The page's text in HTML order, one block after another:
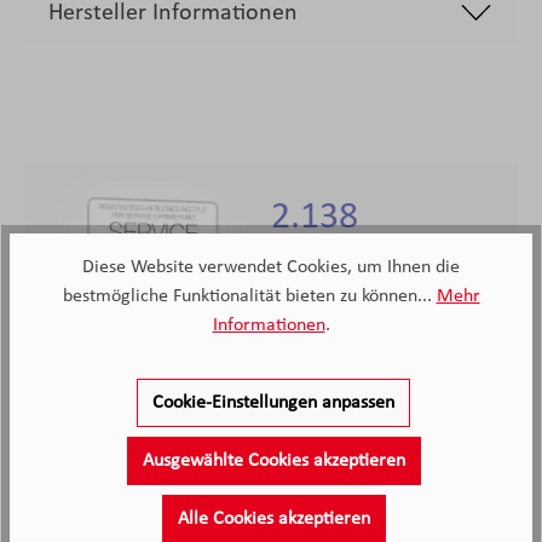
Hersteller Informationen
2138 Bewertungen
Stand: 08.08.26
2.138
Kunden haben unseren Service
Durchschnittliche Bewertung
Diese Website verwendet Cookies, um Ihnen die
bestmögliche Funktionalität bieten zu können... Mehr
Informationen.
Cookie-Einstellungen anpassen
Ausgewählte Cookies akzeptieren
Alle Cookies akzeptieren